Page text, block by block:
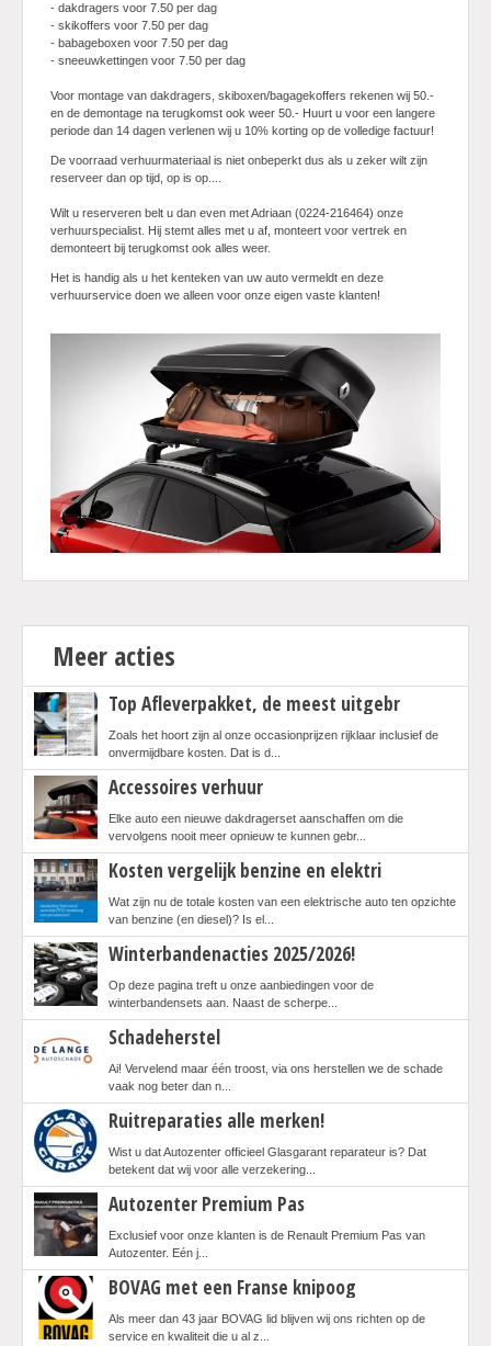
- dakdragers voor 7.50 per dag
- skikoffers voor 7.50 per dag
- babageboxen voor 7.50 per dag
- sneeuwkettingen voor 7.50 per dag
Voor montage van dakdragers, skiboxen/bagagekoffers rekenen wij 50.-
en de demontage na terugkomst ook weer 50.- Huurt u voor een langere
periode dan 14 dagen verlenen wij u 10% korting op de volledige factuur!
De voorraad verhuurmateriaal is niet onbeperkt dus als u zeker wilt zijn
reserveer dan op tijd, op is op....
Wilt u reserveren belt u dan even met Adriaan (0224-216464) onze
verhuurspecialist. Hij stemt alles met u af, monteert voor vertrek en
demonteert bij terugkomst ook alles weer.
Het is handig als u het kenteken van uw auto vermeldt en deze
verhuurservice doen we alleen voor onze eigen vaste klanten!
Meer acties
Top Afleverpakket, de meest uitgebr
Zoals het hoort zijn al onze occasionprijzen rijklaar inclusief de
onvermijdbare kosten. Dat is d...
Accessoires verhuur
Elke auto een nieuwe dakdragerset aanschaffen om die
vervolgens nooit meer opnieuw te kunnen gebr...
Kosten vergelijk benzine en elektri
Wat zijn nu de totale kosten van een elektrische auto ten opzichte
van benzine (en diesel)? Is el...
Winterbandenacties 2025/2026!
Op deze pagina treft u onze aanbiedingen voor de
winterbandensets aan. Naast de scherpe...
Schadeherstel
Ai! Vervelend maar één troost, via ons herstellen we de schade
vaak nog beter dan n...
Ruitreparaties alle merken!
Wist u dat Autozenter officieel Glasgarant reparateur is? Dat
betekent dat wij voor alle verzekering...
Autozenter Premium Pas
Exclusief voor onze klanten is de Renault Premium Pas van
Autozenter. Eén j...
BOVAG met een Franse knipoog
Als meer dan 43 jaar BOVAG lid blijven wij ons richten op de
service en kwaliteit die u al z...